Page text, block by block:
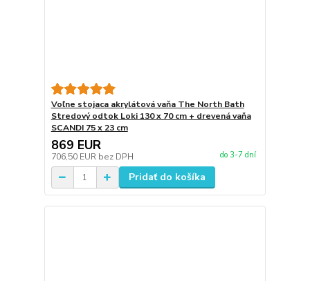
Voľne stojaca akrylátová vaňa The North Bath
Stredový odtok Loki 130 x 70 cm + drevená vaňa
SCANDI 75 x 23 cm
869 EUR
706,50 EUR bez DPH do 3-7 dní
Pridať do košíka